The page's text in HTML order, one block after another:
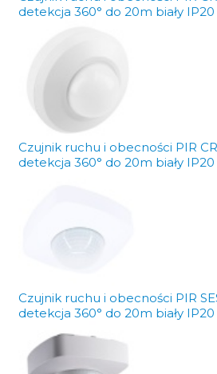
detekcja 360° do 20m biały IP20
Czujnik ruchu i obecności PIR
detekcja 360° do 20m biały IP20
Czujnik ruchu i obecności PIR
detekcja 360° do 20m biały